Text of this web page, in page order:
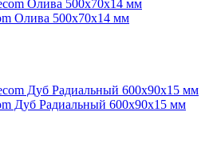
Олива 500х70х14 мм
Дуб Радиальный 600х90х15 мм